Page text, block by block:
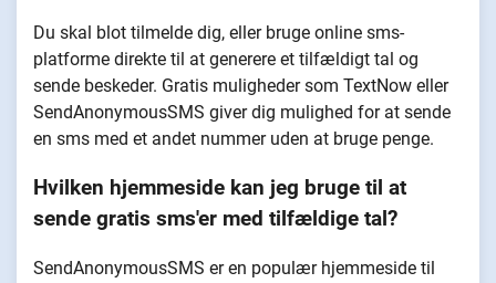
Du skal blot tilmelde dig, eller bruge online sms-
platforme direkte til at generere et tilfældigt tal og
sende beskeder. Gratis muligheder som TextNow eller
SendAnonymousSMS giver dig mulighed for at sende
en sms med et andet nummer uden at bruge penge.
Hvilken hjemmeside kan jeg bruge til at
sende gratis sms'er med tilfældige tal?
SendAnonymousSMS er en populær hjemmeside til